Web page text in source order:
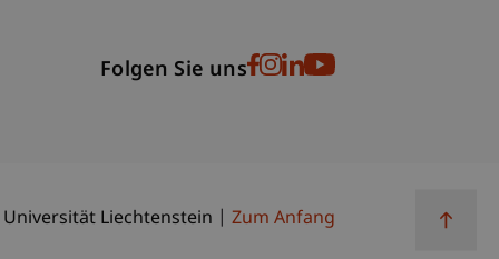
Folgen Sie uns
Liechtenstein Zum Anfang